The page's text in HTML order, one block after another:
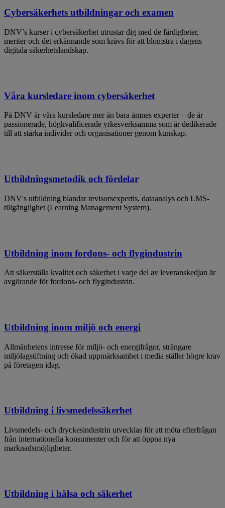
Cybersäkerhets utbildningar och examen
DNV’s kurser i cybersäkerhet utrustar dig med de färdigheter,
meriter och det erkännande som krävs för att blomstra i dagens
digitala säkerhetslandskap.
Våra kursledare inom cybersäkerhet
På DNV är våra kursledare mer än bara ämnes experter – de är
passionerade, högkvalificerade yrkesverksamma som är dedikerade
till att stärka individer och organisationer genom kunskap.
Utbildningsmetodik och fördelar
DNV's utbildning blandar revisorsexpertis, dataanalys och LMS-
tillgänglighet (Learning Management System).
Utbildning inom fordons- och flygindustrin
Att säkerställa kvalitet och säkerhet i varje del av leveranskedjan är
avgörande för fordons- och flygindustrin.
Utbildning inom miljö och energi
Allmänhetens intresse för miljö- och energifrågor, strängare
miljölagstiftning och ökad uppmärksamhet i media ställer högre krav
på företagen idag.
Utbildning i livsmedelssäkerhet
Livsmedels- och dryckesindustrin utvecklas för att möta efterfrågan
från internationella konsumenter och för att öppna nya
marknadsmöjligheter.
Utbildning i hälsa och säkerhet